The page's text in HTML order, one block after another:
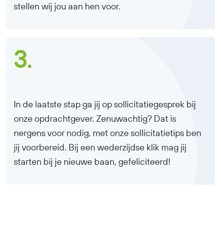
stellen wij jou aan hen voor.
3.
In de laatste stap ga jij op sollicitatiegesprek bij
onze opdrachtgever. Zenuwachtig? Dat is
nergens voor nodig, met onze sollicitatietips ben
jij voorbereid. Bij een wederzijdse klik mag jij
starten bij je nieuwe baan, gefeliciteerd!